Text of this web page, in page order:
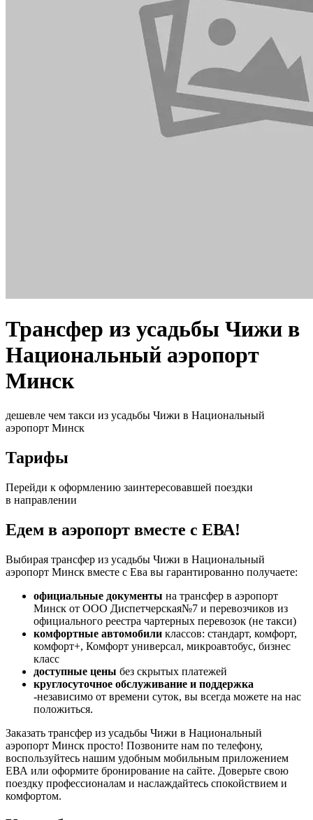
Трансфер из усадьбы Чижи в
Национальный аэропорт
Минск
дешевле чем такси из усадьбы Чижи в Национальный
аэропорт Минск
Тарифы
Перейди к оформлению заинтересовавшей поездки
в направлении
Едем в аэропорт вместе с ЕВА!
Выбирая трансфер из усадьбы Чижи в Национальный
аэропорт Минск вместе с Ева вы гарантированно получаете:
официальные документы на трансфер в аэропорт
Минск от ООО Диспетчерская№7 и перевозчиков из
официального реестра чартерных перевозок (не такси)
комфортные автомобили классов: стандарт, комфорт,
комфорт+, Комфорт универсал, микроавтобус, бизнес
класс
доступные цены без скрытых платежей
круглосуточное обслуживание и поддержка
-независимо от времени суток, вы всегда можете на нас
положиться.
Заказать трансфер из усадьбы Чижи в Национальный
аэропорт Минск просто! Позвоните нам по телефону,
воспользуйтесь нашим удобным мобильным приложением
ЕВА или оформите бронирование на сайте. Доверьте свою
поездку профессионалам и наслаждайтесь спокойствием и
комфортом.